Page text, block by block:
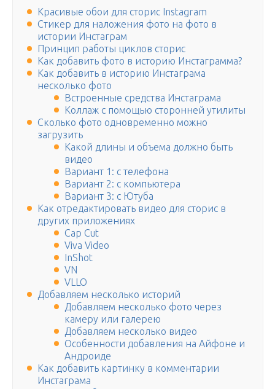
Красивые обои для сторис Instagram
Стикер для наложения фото на фото в
истории Инстаграм
Принцип работы циклов сторис
Как добавить фото в историю Инстаграмма?
Как добавить в историю Инстаграма
несколько фото
Встроенные средства Инстаграма
Коллаж с помощью сторонней утилиты
Сколько фото одновременно можно
загрузить
Какой длины и объема должно быть
видео
Вариант 1: с телефона
Вариант 2: с компьютера
Вариант 3: с Ютуба
Как отредактировать видео для сторис в
других приложениях
Cap Cut
Viva Video
InShot
VN
VLLO
Добавляем несколько историй
Добавляем несколько фото через
камеру или галерею
Добавляем несколько видео
Особенности добавления на Айфоне и
Андроиде
Как добавить картинку в комментарии
Инстаграма